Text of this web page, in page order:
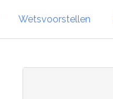
Wetsvoorstellen